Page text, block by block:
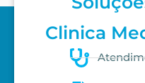
Clinica